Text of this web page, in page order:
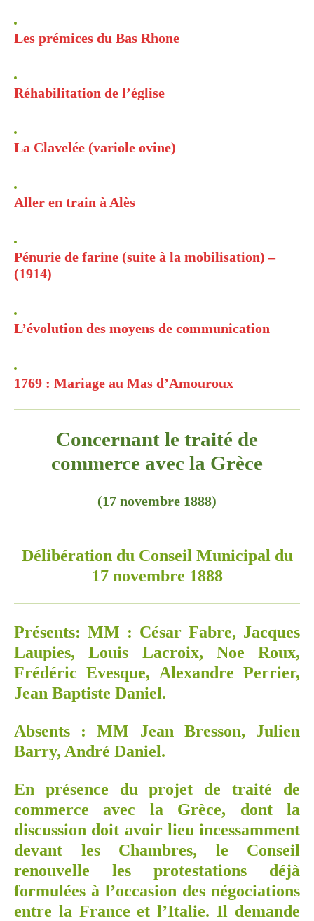
Les prémices du Bas Rhone
Réhabilitation de l’église
La Clavelée (variole ovine)
Aller en train à Alès
Pénurie de farine (suite à la mobilisation) –
(1914)
L’évolution des moyens de communication
1769 : Mariage au Mas d’Amouroux
Concernant le traité de
commerce avec la Grèce
(17 novembre 1888)
Délibération du Conseil Municipal du
17 novembre 1888
Présents: MM : César Fabre, Jacques
Laupies, Louis Lacroix, Noe Roux,
Frédéric Evesque, Alexandre Perrier,
Jean Baptiste Daniel.
Absents : MM Jean Bresson, Julien
Barry, André Daniel.
En présence du projet de traité de
commerce avec la Grèce, dont la
discussion doit avoir lieu incessamment
devant les Chambres, le Conseil
renouvelle les protestations déjà
formulées à l’occasion des négociations
entre la France et l’Italie. Il demande